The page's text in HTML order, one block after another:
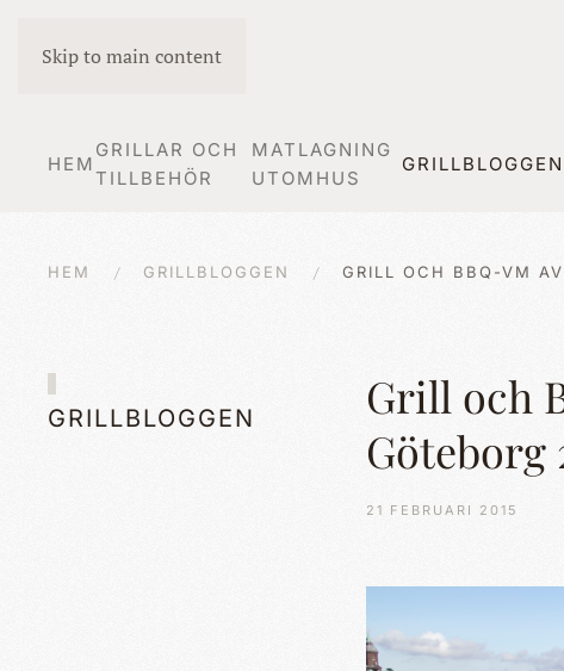
Skip to main content
HEM
GRILLAR OCH
TILLBEHÖR
MATLAGNING
UTOMHUS
GRILLBLOGGEN
HEM GRILLBLOGGEN GRILL OCH BBQ-VM
Grill och
Göteborg
21 FEBRUARI 2015
GRILLBLOGGEN